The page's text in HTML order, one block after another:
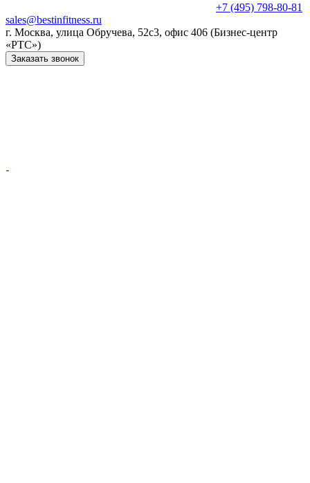
+7 (495) 798-80-81
sales@bestinfitness.ru
г. Москва, улица Обручева, 52с3, офис 406 (Бизнес-центр
«РТС»)
Заказать звонок